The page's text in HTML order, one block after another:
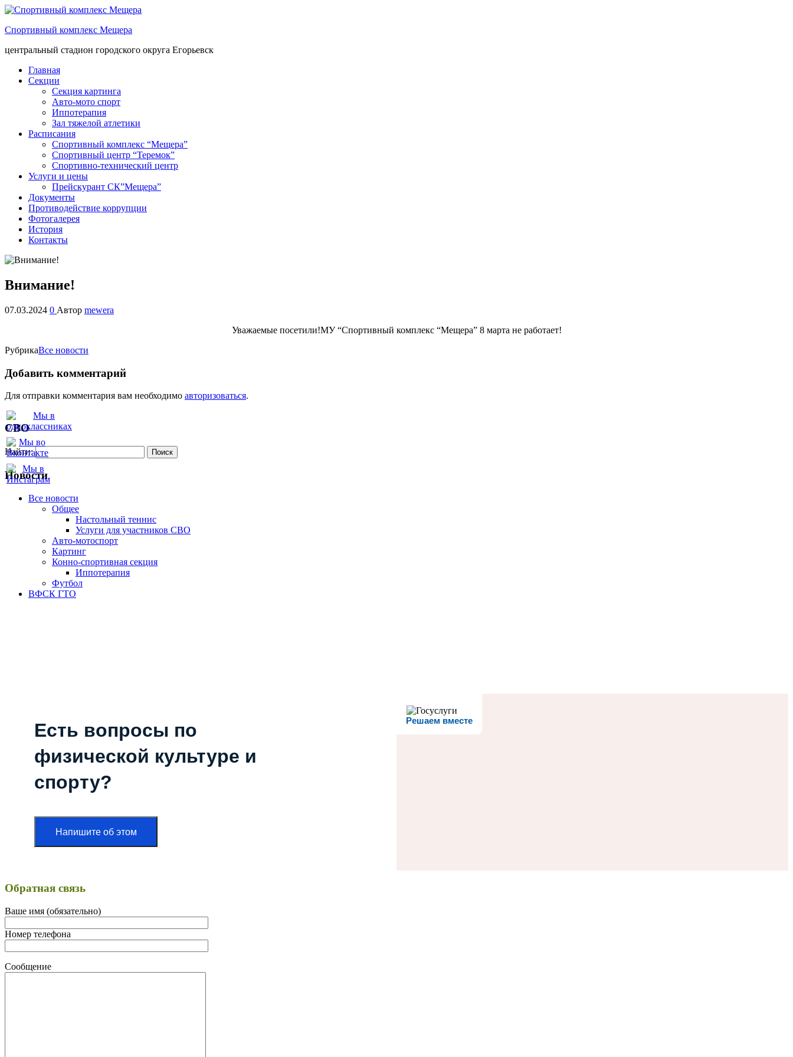
Спортивный комплекс Мещера
центральный стадион городского округа Егорьевск
Главная
Секции
Секция картинга
Авто-мото спорт
Иппотерапия
Зал тяжелой атлетики
Расписания
Спортивный комплекс “Мещера”
Спортивный центр “Теремок”
Спортивно-технический центр
Услуги и цены
Прейскурант СК”Мещера”
Документы
Противодействие коррупции
Фотогалерея
История
Контакты
Внимание!
07.03.2024 0 Автор mewera
Уважаемые посетили!МУ “Спортивный комплекс “Мещера” 8 марта не работает!
РубрикаВсе новости
Добавить комментарий
Для отправки комментария вам необходимо авторизоваться.
СВО
Найти:
Новости
Все новости
Oбщее
Настольный теннис
Услуги для участников СВО
Авто-мотоспорт
Картинг
Конно-спортивная секция
Иппотерапия
Футбол
ВФСК ГТО
Решаем вместе
Есть вопросы по
физической культуре и
спорту?
Напишите об этом
Обратная связь
Ваше имя (обязательно)
Номер телефона
Сообщение